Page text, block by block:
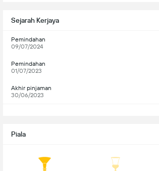
Sejarah Kerjaya
Pemindahan
09/07/2024
Pemindahan
01/07/2023
Akhir pinjaman
30/06/2023
Piala